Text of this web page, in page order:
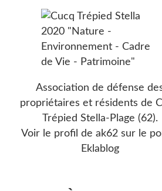
Association de défense
propriétaires et résidents de
Trépied Stella-Plage (62).
Voir le profil de ak62sur le
Eklablog